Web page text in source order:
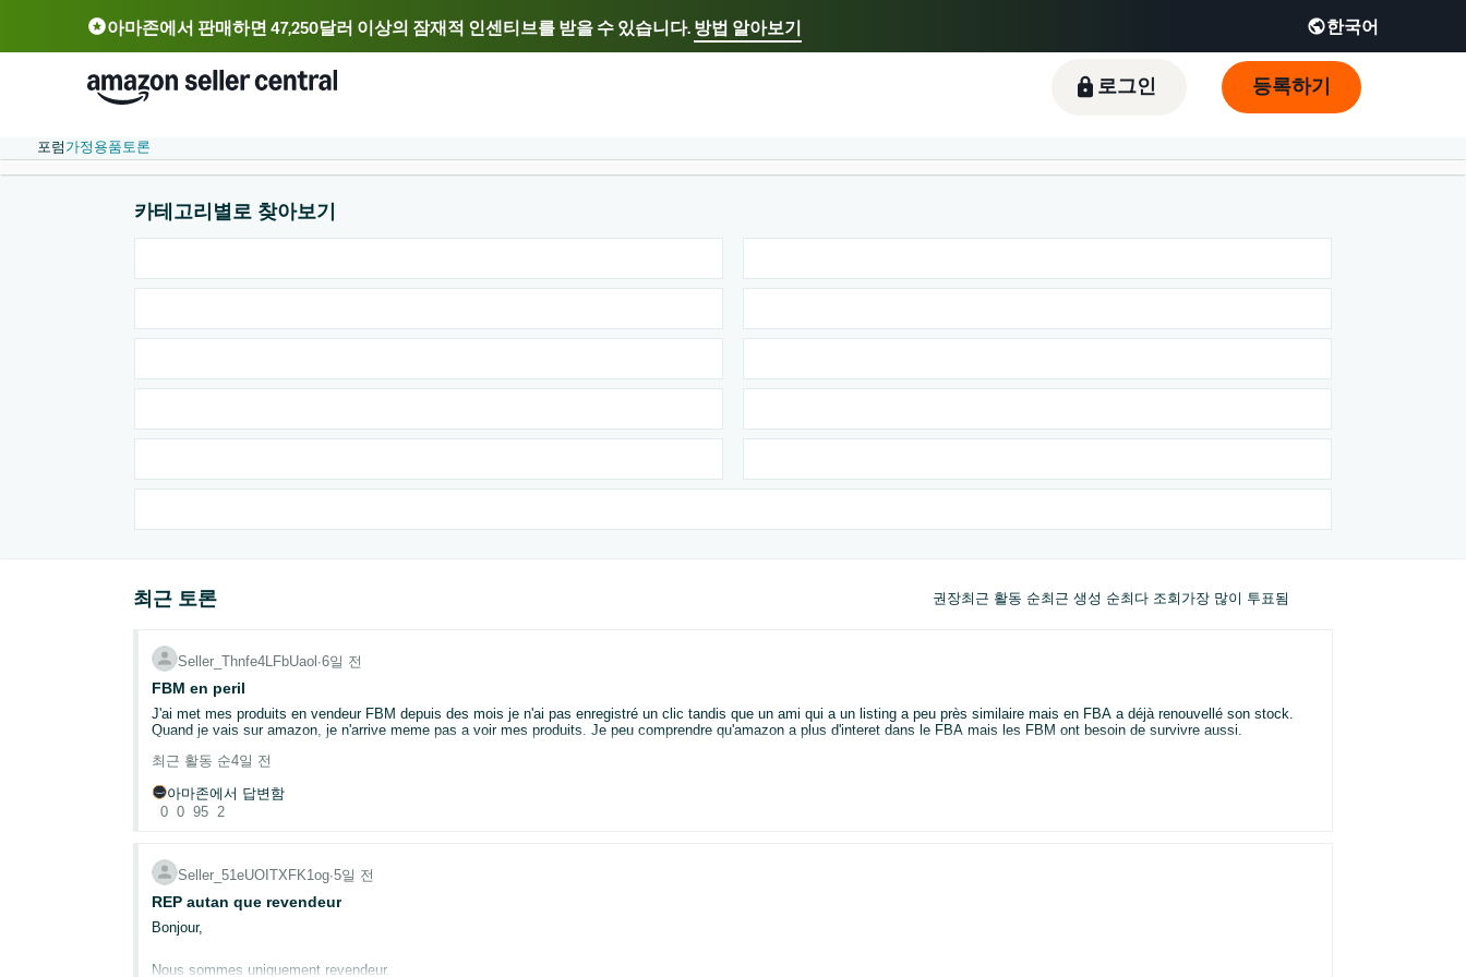
아마존에서 판매하면 47,250달러 이상의 잠재적 인센티브를 받을 수 있습니다. 방법 알아보기 한국어
선호하는 언어 선택
中文 - CN 中文 - TW Deutsch - DE Español - ES English - FR
로그인 등록하기
포럼 가정용품토론
카테고리별로 찾아보기
최근 토론 권장최근 활동 순최근 생성 순최다 조회 가장 많이 투표됨
Seller_Thnfe4LFbUaol∙6일 전
FBM en peril
J'ai met mes produits en vendeur FBM depuis des mois je n'ai pas enregistré un clic tandis que un ami qui a un listing a peu près similaire mais en FBA a déjà renouvellé son stock.
Quand je vais sur amazon, je n'arrive meme pas a voir mes produits. Je peu comprendre qu'amazon a plus d'interet dans le FBA mais les FBM ont besoin de survivre aussi.
최근 활동 순4일 전
아마존에서 답변함
0 0 95 2
Seller_51eUOITXFK1og∙5일 전
REP autan que revendeur
Bonjour,
Nous sommes uniquement revendeur.